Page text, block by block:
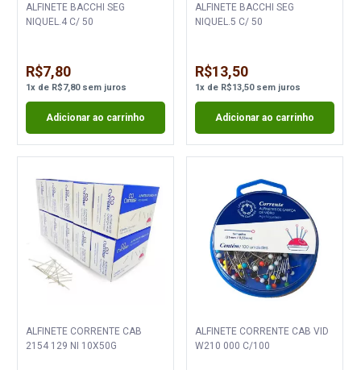
ALFINETE BACCHI SEG
NIQUEL.4 C/ 50
R$7,80
1x de R$7,80sem juros
Adicionar ao carrinho
ALFINETE BACCHI SEG
NIQUEL.5 C/ 50
R$13,50
1xde R$13,50sem juros
Adicionar ao carrinho
ALFINETE CORRENTE CAB
2154 129 NI 10X50G
ALFINETE CORRENTE CAB VID
W210 000 C/100